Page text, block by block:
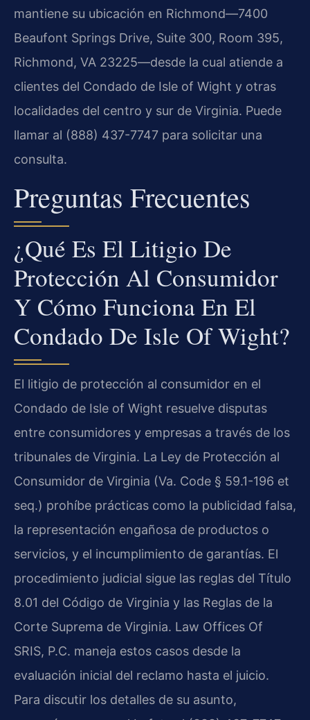
mantiene su ubicación en Richmond—7400
Beaufont Springs Drive, Suite 300, Room 395,
Richmond, VA 23225—desde la cual atiende a
clientes del Condado de Isle of Wight y otras
localidades del centro y sur de Virginia. Puede
llamar al (888) 437-7747 para solicitar una
consulta.
Preguntas Frecuentes
¿Qué Es El Litigio De
Protección Al Consumidor
Y Cómo Funciona En El
Condado De Isle Of Wight?
El litigio de protección al consumidor en el
Condado de Isle of Wight resuelve disputas
entre consumidores y empresas a través de los
tribunales de Virginia. La Ley de Protección al
Consumidor de Virginia (Va. Code § 59.1-196 et
seq.) prohíbe prácticas como la publicidad falsa,
la representación engañosa de productos o
servicios, y el incumplimiento de garantías. El
procedimiento judicial sigue las reglas del Título
8.01 del Código de Virginia y las Reglas de la
Corte Suprema de Virginia. Law Offices Of
SRIS, P.C. maneja estos casos desde la
evaluación inicial del reclamo hasta el juicio.
Para discutir los detalles de su asunto,